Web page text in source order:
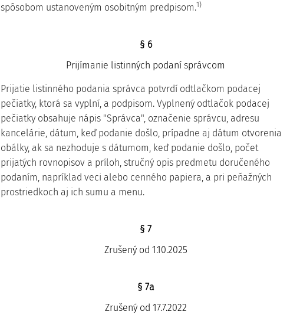
spôsobom ustanoveným osobitným predpisom.1)
§ 6
Prijímanie listinných podaní správcom
Prijatie listinného podania správca potvrdí odtlačkom podacej
pečiatky, ktorá sa vyplní, a podpisom. Vyplnený odtlačok podacej
pečiatky obsahuje nápis "Správca", označenie správcu, adresu
kancelárie, dátum, keď podanie došlo, prípadne aj dátum otvorenia
obálky, ak sa nezhoduje s dátumom, keď podanie došlo, počet
prijatých rovnopisov a príloh, stručný opis predmetu doručeného
podaním, napríklad veci alebo cenného papiera, a pri peňažných
prostriedkoch aj ich sumu a menu.
§ 7
Zrušený od 1.10.2025
§ 7a
Zrušený od 17.7.2022